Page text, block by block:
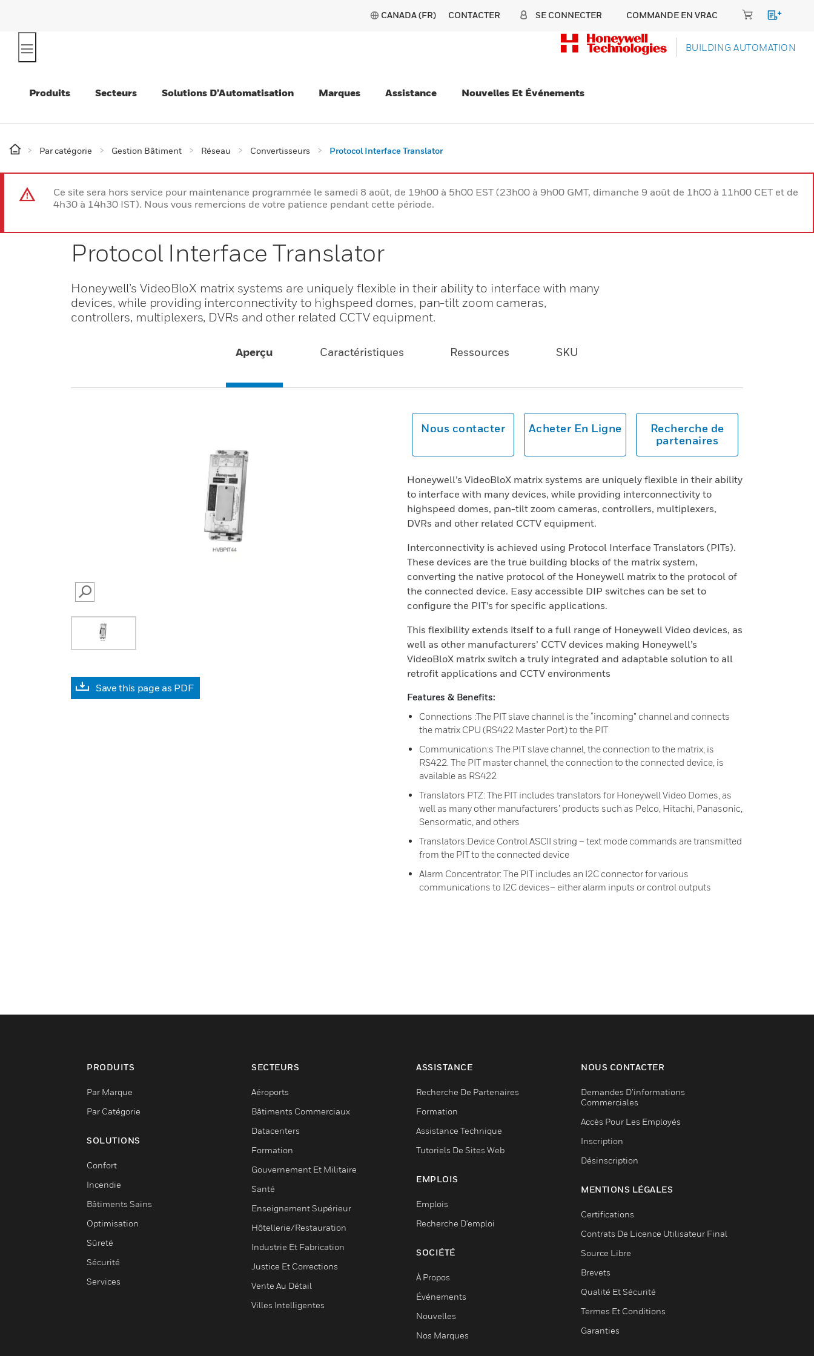
CANADA (FR) CONTACTER SE CONNECTER COMMANDE EN VRAC
BUILDING AUTOMATION
Produits Secteurs Solutions D’Automatisation Marques Assistance Nouvelles Et Événements
Par catégorie Gestion Bâtiment Réseau Convertisseurs Protocol Interface Translator
Ce site sera hors service pour maintenance programmée le samedi 8 août, de 19h00 à 5h00 EST (23h00 à 9h00 GMT, dimanche 9 août de 1h00 à 11h00 CET et de
4h30 à 14h30 IST). Nous vous remercions de votre patience pendant cette période.
Protocol Interface Translator
Honeywell’s VideoBloX matrix systems are uniquely flexible in their ability to interface with many
devices, while providing interconnectivity to highspeed domes, pan-tilt zoom cameras,
controllers, multiplexers, DVRs and other related CCTV equipment.
Aperçu Caractéristiques Ressources SKU
SEARCH
Save this page as PDF
Nous contacter Acheter En Ligne
Recherche de
partenaires
Honeywell’s VideoBloX matrix systems are uniquely flexible in their ability
to interface with many devices, while providing interconnectivity to
highspeed domes, pan-tilt zoom cameras, controllers, multiplexers,
DVRs and other related CCTV equipment.
Interconnectivity is achieved using Protocol Interface Translators (PITs).
These devices are the true building blocks of the matrix system,
converting the native protocol of the Honeywell matrix to the protocol of
the connected device. Easy accessible DIP switches can be set to
configure the PIT’s for specific applications.
This flexibility extends itself to a full range of Honeywell Video devices, as
well as other manufacturers’ CCTV devices making Honeywell’s
VideoBloX matrix switch a truly integrated and adaptable solution to all
retrofit applications and CCTV environments
Features & Benefits:
Connections :The PIT slave channel is the “incoming” channel and connects
the matrix CPU (RS422 Master Port) to the PIT
Communication:s The PIT slave channel, the connection to the matrix, is
RS422. The PIT master channel, the connection to the connected device, is
available as RS422
Translators PTZ: The PIT includes translators for Honeywell Video Domes, as
well as many other manufacturers’ products such as Pelco, Hitachi, Panasonic,
Sensormatic, and others
Translators:Device Control ASCII string – text mode commands are transmitted
from the PIT to the connected device
Alarm Concentrator: The PIT includes an I2C connector for various
communications to I2C devices– either alarm inputs or control outputs
PRODUITS
Par Marque
Par Catégorie
SOLUTIONS
Confort
Incendie
Bâtiments Sains
Optimisation
Sûreté
Sécurité
Services
SECTEURS
Aéroports
Bâtiments Commerciaux
Datacenters
Formation
Gouvernement Et Militaire
Santé
Enseignement Supérieur
Hôtellerie/Restauration
Industrie Et Fabrication
Justice Et Corrections
Vente Au Détail
Villes Intelligentes
ASSISTANCE
Recherche De Partenaires
Formation
Assistance Technique
Tutoriels De Sites Web
EMPLOIS
Emplois
Recherche D'emploi
SOCIÉTÉ
À Propos
Événements
Nouvelles
Nos Marques
NOUS CONTACTER
Demandes D’informations
Commerciales
Accès Pour Les Employés
Inscription
Désinscription
MENTIONS LÉGALES
Certifications
Contrats De Licence Utilisateur Final
Source Libre
Brevets
Qualité Et Sécurité
Termes Et Conditions
Garanties